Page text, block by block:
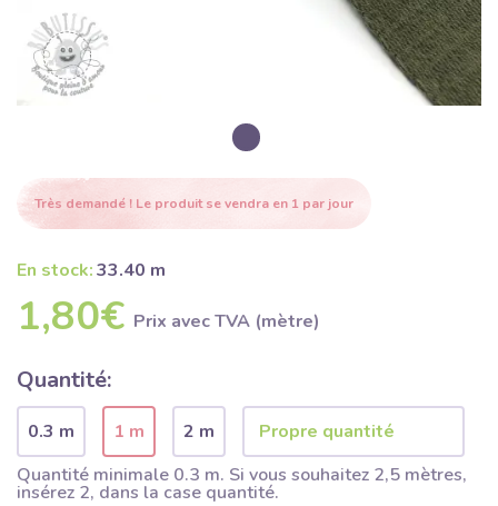
Très demandé ! Le produit se vendra en 1 par jour
En stock:33.40 m
1,80€ Prix ​​avec TVA (mètre)
Quantité:
0.3 m 1 m
2 m
Quantité minimale 0.3 m. Si vous souhaitez 2,5 mètres,
insérez 2, dans la case quantité.